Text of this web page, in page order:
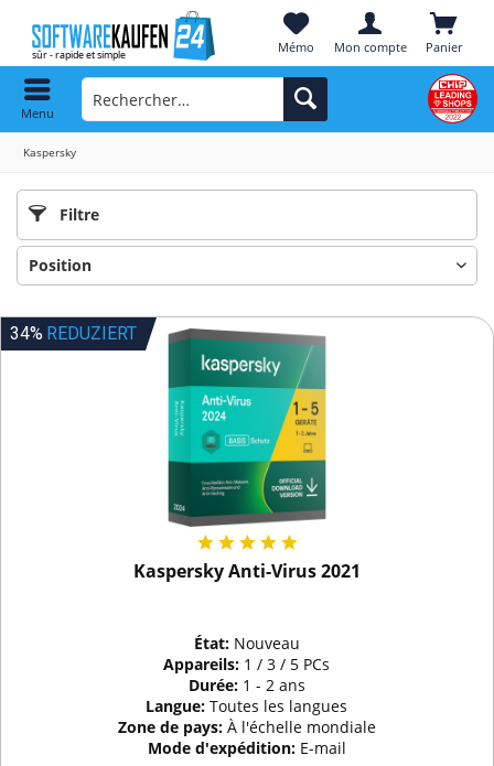
Panier
Mémo Mon compte
Menu
Kaspersky
Filtre
34% REDUZIERT
Kaspersky Anti-Virus 2021
État: Nouveau
Appareils: 1 / 3 / 5 PCs
Durée: 1 - 2 ans
Langue:Toutes les langues
Zone de pays: À l'échelle mondiale
Mode d'expédition: E-mail